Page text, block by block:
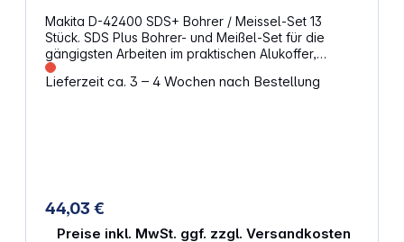
Makita D-42400 SDS+ Bohrer / Meissel-Set 13
Stück. SDS Plus Bohrer- und Meißel-Set für die
gängigsten Arbeiten im praktischen Alukoffer,
Eigenschaften: 13-teiliges Set Durchmesser: 5,0 / 6,0
/ 7,0 / 8,0 / 10,0 / 12,0 / 14,0 / 16,0 mm Länge: 110 /
Lieferzeit ca. 3 – 4 Wochen nach Bestellung
44,03 €
Preise inkl. MwSt. ggf. zzgl. Versandkosten